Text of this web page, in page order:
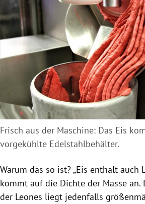
Frisch aus der Maschine: Das Eis
vorgekühlte Edelstahlbehälter.
Warum das so ist? „Eis enthält auch
kommt auf die Dichte der Masse an.
der Leones liegt jedenfalls